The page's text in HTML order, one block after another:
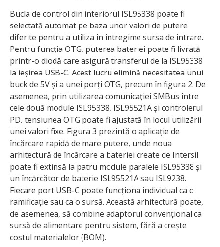
Bucla de control din interiorul ISL95338 poate fi
selectată automat pe baza unor valori de putere
diferite pentru a utiliza în întregime sursa de intrare.
Pentru funcția OTG, puterea bateriei poate fi livrată
printr-o diodă care asigură transferul de la ISL95338
la ieșirea USB-C. Acest lucru elimină necesitatea unui
buck de 5V și a unei porți OTG, precum în figura 2. De
asemenea, prin utilizarea comunicației SMBus între
cele două module ISL95338, ISL95521A și controlerul
PD, tensiunea OTG poate fi ajustată în locul utilizării
unei valori fixe. Figura 3 prezintă o aplicație de
încărcare rapidă de mare putere, unde noua
arhitectură de încărcare a bateriei create de Intersil
poate fi extinsă la patru module paralele ISL95338 și
un încărcător de baterie ISL95521A sau ISL9238.
Fiecare port USB-C poate funcționa individual ca o
ramificație sau ca o sursă. Această arhitectură poate,
de asemenea, să combine adaptorul convențional ca
sursă de alimentare pentru sistem, fără a crește
costul materialelor (BOM).